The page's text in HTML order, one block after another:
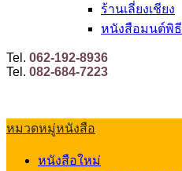
ร้านเลี่ยงเชียง
หนังสือมนต์พิธี
Tel. 062-192-8936
Tel. 082-684-7223
หมวดหมู่หนังสือ
หนังสือใหม่